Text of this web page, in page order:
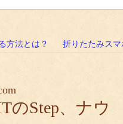
方法とは？ 折りたたみスマ
のStep、ナウ